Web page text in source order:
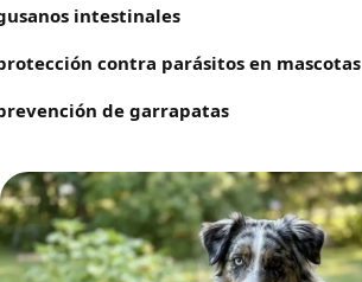
intestinales
contra parásitos en mascotas
de garrapatas